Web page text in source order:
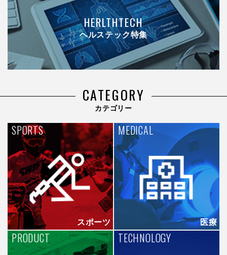
HERLTHTECH
ヘルステック特集
CATEGORY
カテゴリー
スポーツ
SPORTS
医療
MEDICAL
PRODUCT TECHNOLOGY